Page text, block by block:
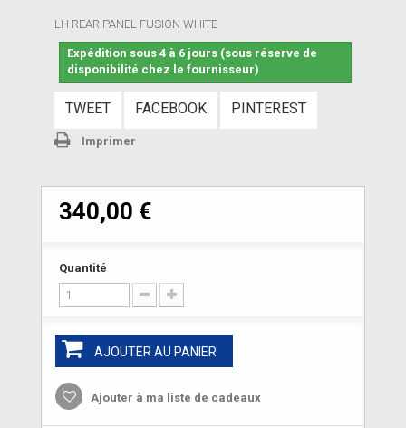
LH REAR PANEL FUSION WHITE
Expédition sous 4 à 6 jours (sous réserve de
disponibilité chez le fournisseur)
TWEET FACEBOOK PINTEREST
Imprimer
340,00 €
Quantité
AJOUTER AU PANIER
Ajouter à ma liste de cadeaux